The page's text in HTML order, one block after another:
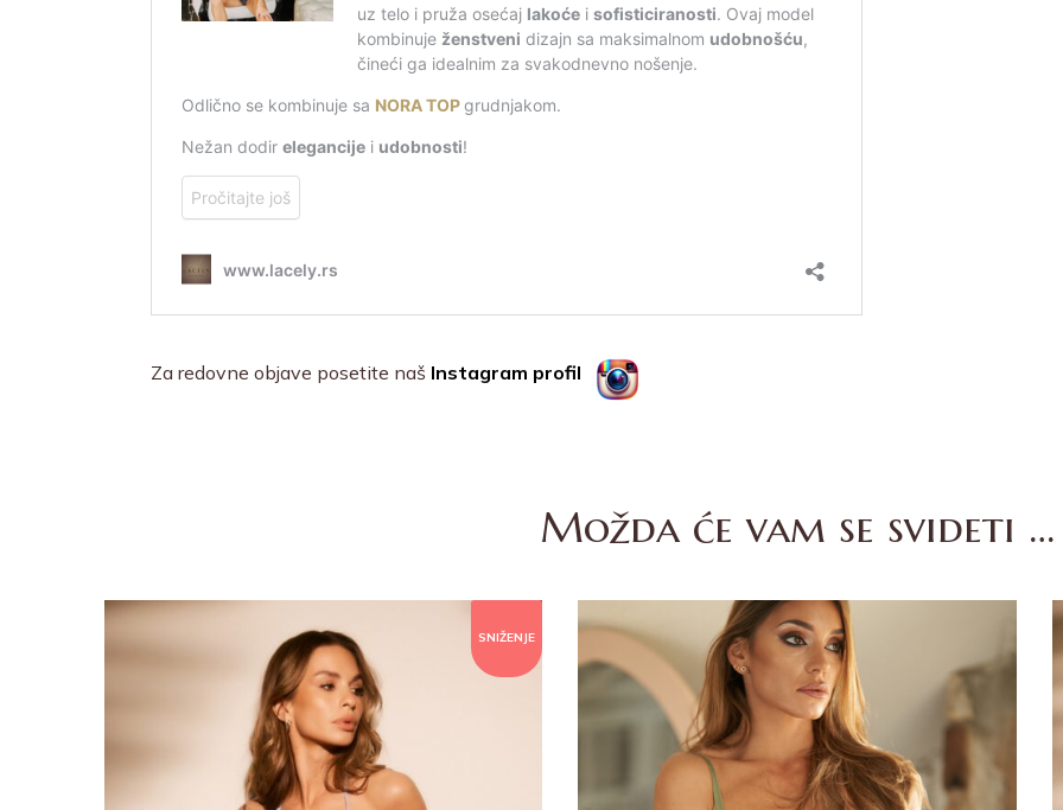
Za redovne objave posetite naš Instagram profil
Možda će vam se svideti …
SNIŽENJE